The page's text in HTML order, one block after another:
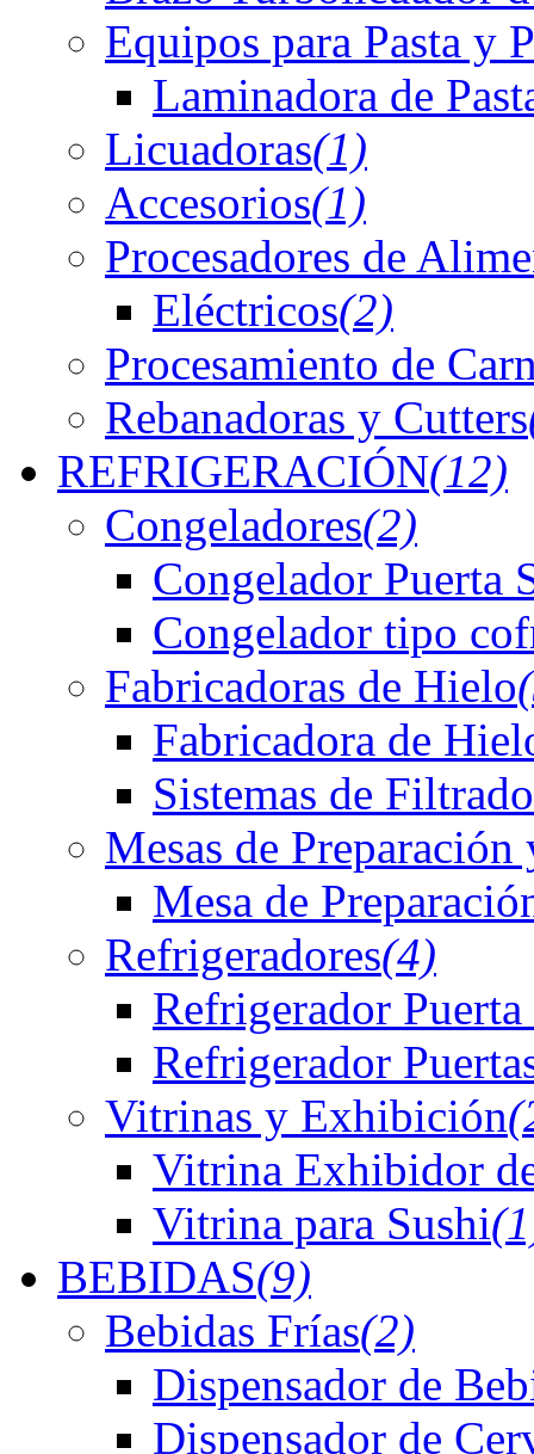
Equipos para Pasta y
Laminadora de
Licuadoras(1)
Accesorios(1)
Procesadores de
Eléctricos(2)
Procesamiento de
Rebanadoras y Cutters
REFRIGERACIÓN(12)
Congeladores(2)
Congelador Puerta
Congelador tipo
Fabricadoras de Hielo
Fabricadora de
Sistemas de Filtrado
Mesas de
Mesa de
Refrigeradores(4)
Refrigerador
Refrigerador
Vitrinas y Exhibición
Vitrina Exhibidor
Vitrina para Sushi
BEBIDAS(9)
Bebidas Frías(2)
Dispensador de
Dispensador de